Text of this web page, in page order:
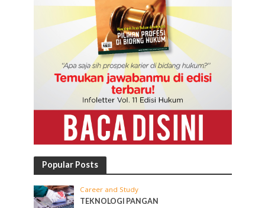
Popular Posts
Career and Study
TEKNOLOGI PANGAN